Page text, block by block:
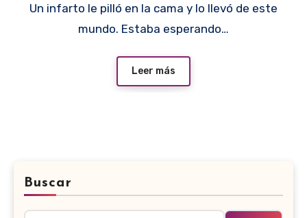
Un infarto le pilló en la cama y lo llevó de este
mundo. Estaba esperando…
Leer más
Buscar